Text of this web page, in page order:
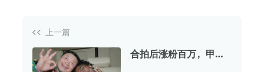
上一篇
合拍后涨粉百万，甲亢